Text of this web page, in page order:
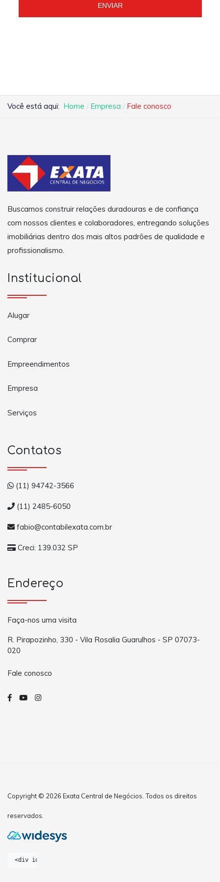
ENVIAR
Você está aqui: Home Empresa Fale conosco
Buscamos construir relações duradouras e de confiança
com nossos clientes e colaboradores, entregando soluções
imobiliárias dentro dos mais altos padrões de qualidade e
profissionalismo.
Institucional
Alugar
Comprar
Empreendimentos
Empresa
Serviços
Contatos
(11) 94742-3566
(11) 2485-6050
fabio@contabilexata.com.br
Creci: 139.032 SP
Endereço
Faça-nos uma visita
R. Pirapozinho, 330 - Vila Rosalia Guarulhos - SP 07073-
020
Fale conosco
Copyright © 2026 Exata Central de Negócios. Todos os direitos
reservados.